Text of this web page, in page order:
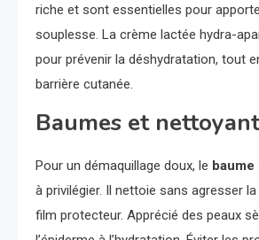
riche et sont essentielles pour
souplesse. La crème lactée hydra-
pour prévenir la déshydratation, tout
barrière cutanée.
Baumes et
Pour un démaquillage doux, le
à privilégier. Il nettoie sans agresser
film protecteur. Apprécié des peaux